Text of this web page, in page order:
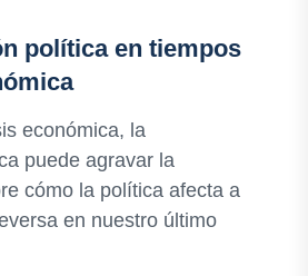
política en tiempos
económica, la
puede agravar la
cómo la política afecta a
en nuestro último